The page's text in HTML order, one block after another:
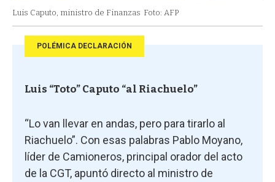
Luis Caputo, ministro de Finanzas Foto: AFP
POLÉMICA DECLARACIÓN
Luis “Toto” Caputo “al Riachuelo”
“Lo van llevar en andas, pero para tirarlo al
Riachuelo”. Con esas palabras Pablo Moyano,
líder de Camioneros, principal orador del acto
de la CGT, apuntó directo al ministro de